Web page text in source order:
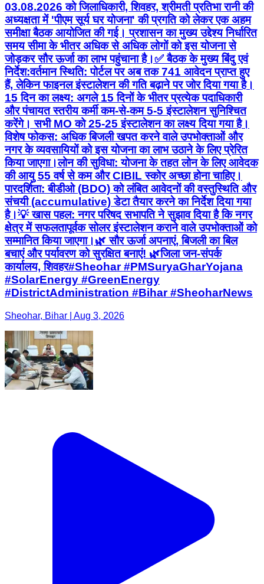
03.08.2026 को जिलाधिकारी, शिवहर, श्रीमती प्रतिभा रानी की
अध्यक्षता में 'पीएम सूर्य घर योजना' की प्रगति को लेकर एक अहम
समीक्षा बैठक आयोजित की गई। प्रशासन का मुख्य उद्देश्य निर्धारित
समय सीमा के भीतर अधिक से अधिक लोगों को इस योजना से
जोड़कर सौर ऊर्जा का लाभ पहुंचाना है। ​✅ बैठक के मुख्य बिंदु एवं
निर्देश: ​वर्तमान स्थिति: पोर्टल पर अब तक 741 आवेदन प्राप्त हुए
हैं, लेकिन फाइनल इंस्टालेशन की गति बढ़ाने पर जोर दिया गया है। ​
15 दिन का लक्ष्य: अगले 15 दिनों के भीतर प्रत्येक पदाधिकारी
और पंचायत स्तरीय कर्मी कम-से-कम 5-5 इंस्टालेशन सुनिश्चित
करेंगे। सभी MO को 25-25 इंस्टालेशन का लक्ष्य दिया गया है। ​
विशेष फोकस: अधिक बिजली खपत करने वाले उपभोक्ताओं और
नगर के व्यवसायियों को इस योजना का लाभ उठाने के लिए प्रेरित
किया जाएगा। ​लोन की सुविधा: योजना के तहत लोन के लिए आवेदक
की आयु 55 वर्ष से कम और CIBIL स्कोर अच्छा होना चाहिए। ​
पारदर्शिता: बीडीओ (BDO) को लंबित आवेदनों की वस्तुस्थिति और
संचयी (accumulative) डेटा तैयार करने का निर्देश दिया गया
है। ​💡 खास पहल: नगर परिषद सभापति ने सुझाव दिया है कि नगर
क्षेत्र में सफलतापूर्वक सोलर इंस्टालेशन कराने वाले उपभोक्ताओं को
सम्मानित किया जाएगा। ​🌿 सौर ऊर्जा अपनाएं, बिजली का बिल
बचाएं और पर्यावरण को सुरक्षित बनाएं! 🌿 ​जिला जन-संपर्क
कार्यालय, शिवहर ​#Sheohar #PMSuryaGharYojana
#SolarEnergy #GreenEnergy
#DistrictAdministration #Bihar #SheoharNews
Sheohar, Bihar | Aug 3, 2026